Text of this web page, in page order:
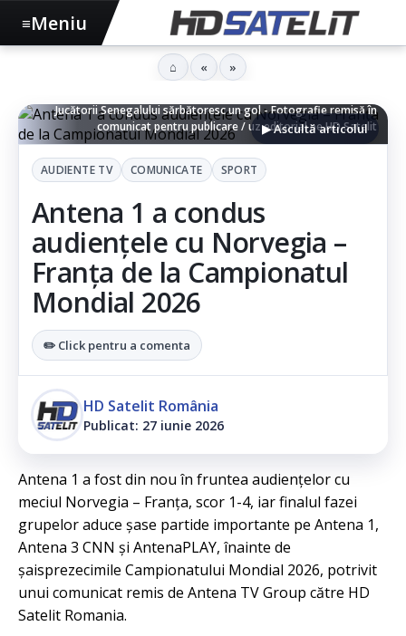
Jucătorii Senegalului sărbătoresc un gol - Fotografie remisă în
comunicat pentru publicare / uz editorial pe HD Satelit
▶ Ascultă articolul
AUDIENTE TV COMUNICATE SPORT
Antena 1 a condus
audiențele cu Norvegia –
Franța de la Campionatul
Mondial 2026
✏️ Click pentru a comenta
HD Satelit România
Publicat: 27 iunie 2026
Antena 1 a fost din nou în fruntea audiențelor cu
meciul Norvegia – Franța, scor 1-4, iar finalul fazei
grupelor aduce șase partide importante pe Antena 1,
Antena 3 CNN și AntenaPLAY, înainte de
șaisprezecimile Campionatului Mondial 2026, potrivit
unui comunicat remis de Antena TV Group către HD
Satelit Romania.
≡Meniu
⌂ « »